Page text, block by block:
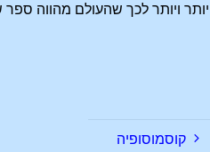
יותר ויותר לכך שהעולם מהווה
קוסמוסופיה